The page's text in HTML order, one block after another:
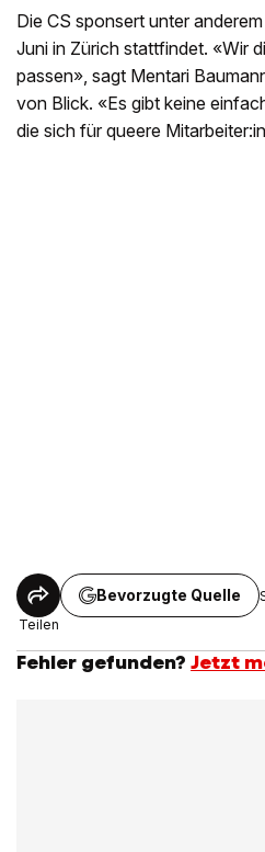
Die CS sponsert unter
Juni in Zürich stattfindet. «Wir
passen», sagt Mentari
von Blick. «Es gibt keine
die sich für queere
Teilen
Bevorzugte Quelle
Fehler gefunden? Jetzt